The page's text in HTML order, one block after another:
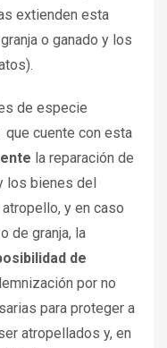
extienden esta
o ganado y los
de especie
que cuente con esta
la reparación de
los bienes del
y en caso
de granja, la
de
por no
para proteger a
atropellados y, en